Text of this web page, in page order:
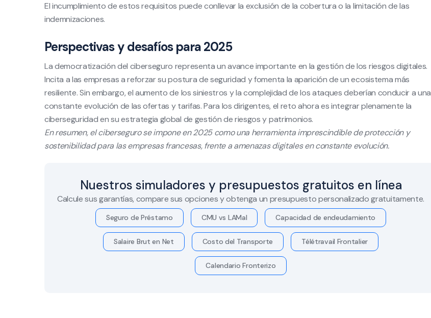
El incumplimiento de estos requisitos puede conllevar la exclusión de la cobertura o la limitación de las
indemnizaciones.
Perspectivas y desafíos para 2025
La democratización del ciberseguro representa un avance importante en la gestión de los riesgos digitales.
Incita a las empresas a reforzar su postura de seguridad y fomenta la aparición de un ecosistema más
resiliente. Sin embargo, el aumento de los siniestros y la complejidad de los ataques deberían conducir a una
constante evolución de las ofertas y tarifas. Para los dirigentes, el reto ahora es integrar plenamente la
ciberseguridad en su estrategia global de gestión de riesgos y patrimonios.
En resumen, el ciberseguro se impone en 2025 como una herramienta imprescindible de protección y
sostenibilidad para las empresas francesas, frente a amenazas digitales en constante evolución.
Nuestros simuladores y presupuestos gratuitos en línea
Calcule sus garantías, compare sus opciones y obtenga un presupuesto personalizado gratuitamente.
Seguro de Préstamo CMU vs LAMal Capacidad de endeudamiento
Salaire Brut en Net Costo del Transporte Télétravail Frontalier
Calendario Fronterizo